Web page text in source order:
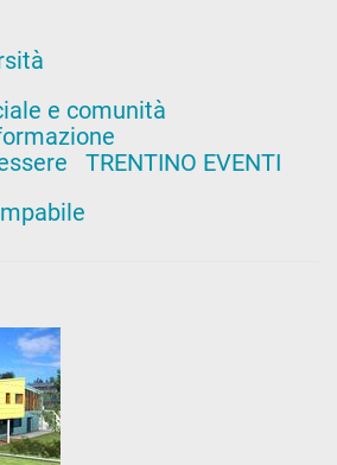
e comunità
TRENTINO EVENTI